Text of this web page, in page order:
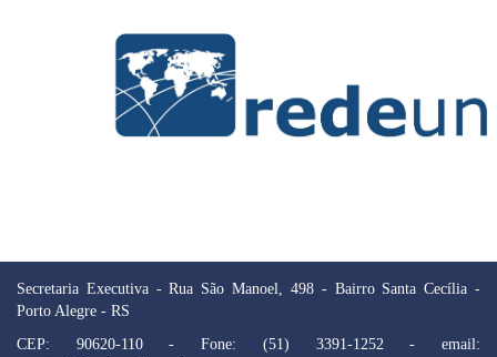
Secretaria Executiva - Rua São Manoel, 498 - Bairro Santa Cecília -
Porto Alegre - RS
CEP: 90620-110 - Fone: (51) 3391-1252 - email: